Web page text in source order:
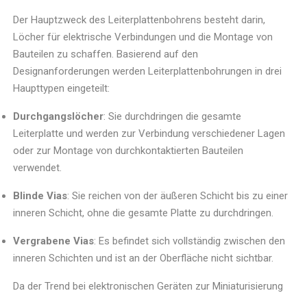
Der Hauptzweck des Leiterplattenbohrens besteht darin,
Löcher für elektrische Verbindungen und die Montage von
Bauteilen zu schaffen. Basierend auf den
Designanforderungen werden Leiterplattenbohrungen in drei
Haupttypen eingeteilt:
Durchgangslöcher: Sie durchdringen die gesamte
Leiterplatte und werden zur Verbindung verschiedener Lagen
oder zur Montage von durchkontaktierten Bauteilen
verwendet.
Blinde Vias: Sie reichen von der äußeren Schicht bis zu einer
inneren Schicht, ohne die gesamte Platte zu durchdringen.
Vergrabene Vias: Es befindet sich vollständig zwischen den
inneren Schichten und ist an der Oberfläche nicht sichtbar.
Da der Trend bei elektronischen Geräten zur Miniaturisierung